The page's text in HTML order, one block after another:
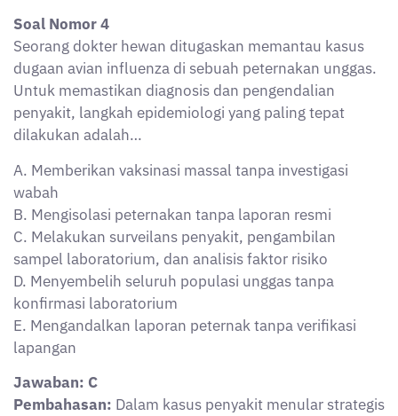
Soal Nomor 4
Seorang dokter hewan ditugaskan memantau kasus
dugaan avian influenza di sebuah peternakan unggas.
Untuk memastikan diagnosis dan pengendalian
penyakit, langkah epidemiologi yang paling tepat
dilakukan adalah…
A. Memberikan vaksinasi massal tanpa investigasi
wabah
B. Mengisolasi peternakan tanpa laporan resmi
C. Melakukan surveilans penyakit, pengambilan
sampel laboratorium, dan analisis faktor risiko
D. Menyembelih seluruh populasi unggas tanpa
konfirmasi laboratorium
E. Mengandalkan laporan peternak tanpa verifikasi
lapangan
Jawaban: C
Pembahasan: Dalam kasus penyakit menular strategis